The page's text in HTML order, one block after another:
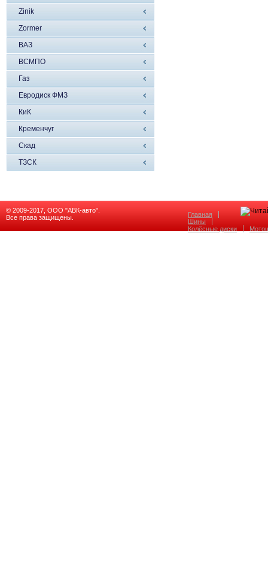
Zinik
Zormer
ВАЗ
ВСМПО
Газ
Евродиск ФМЗ
КиК
Кременчуг
Скад
ТЗСК
© 2009-2017, ООО "АВК-авто".
Все права защищены.
Главная
Шины
Колёсные диски